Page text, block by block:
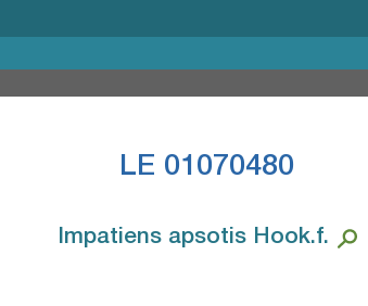
LE 01070480
Impatiens apsotis Hook.f.⁣